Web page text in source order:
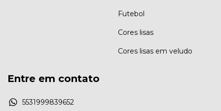
Futebol
Cores lisas
Cores lisas em veludo
Entre em contato
5531999839652